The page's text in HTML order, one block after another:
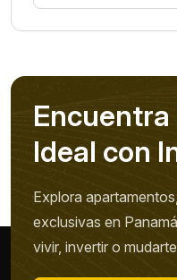
Encuentra
Ideal con I
Explora
exclusivas en
vivir, invertir o